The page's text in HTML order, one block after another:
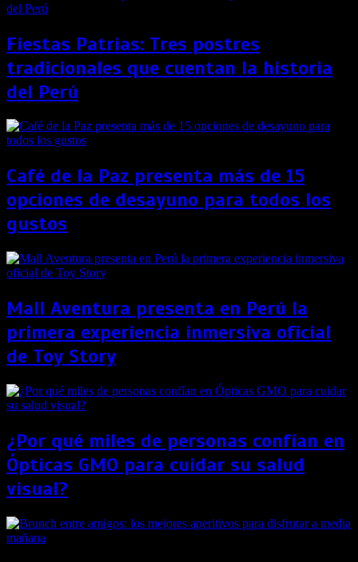
Fiestas Patrias: Tres postres
tradicionales que cuentan la historia
del Perú
Café de la Paz presenta más de 15
opciones de desayuno para todos los
gustos
Mall Aventura presenta en Perú la
primera experiencia inmersiva oficial
de Toy Story
¿Por qué miles de personas confían en
Ópticas GMO para cuidar su salud
visual?